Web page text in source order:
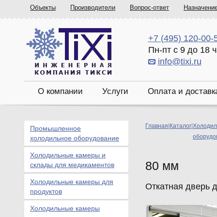
Объекты Производители Вопрос-ответ
+7 (495) 120-00-
Пн-пт с 9 до 18
info@tixi.ru
О компании Услуги Оплата и
Главная Каталог
80 мм
Откатная дверь
Промышленное
холодильное оборудование
Холодильные камеры и
склады для медикаментов
Холодильные камеры для
продуктов
Холодильные камеры